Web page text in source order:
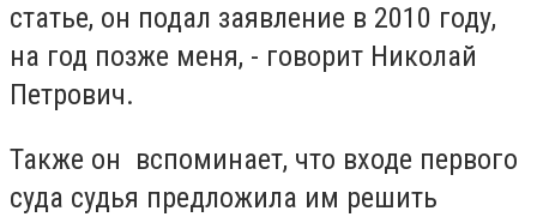
статье, он подал заявление в 2010 году,
на год позже меня, - говорит Николай
Петрович.
Также он вспоминает, что входе первого
суда судья предложила им решить